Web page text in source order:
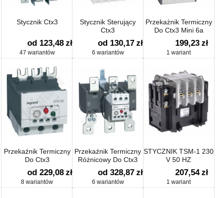
Stycznik Ctx3
od 123,48 zł
47 wariantów
Stycznik Sterujący
Ctx3
od 130,17 zł
6 wariantów
Przekażnik Termiczny
Do Ctx3 Mini 6a
1no1nc
199,23 zł
1 wariant
Przekaźnik Termiczny
Do Ctx3
od 229,08 zł
8 wariantów
Przekaźnik Termiczny
Różnicowy Do Ctx3
od 328,87 zł
6 wariantów
STYCZNIK TSM-1 230
V 50 HZ
207,54 zł
1 wariant